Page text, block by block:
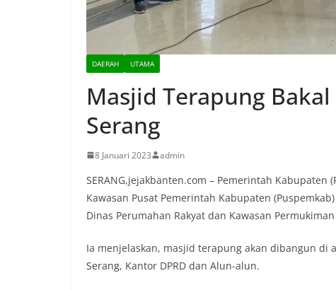
DAERAH UTAMA
Masjid Terapung
Serang
8 Januari 2023 admin
SERANG,jejakbanten.com – Pemerintah
Kawasan Pusat Pemerintah Kabupaten
Dinas Perumahan Rakyat dan Kawasan
Ia menjelaskan, masjid terapung akan dibangun di
Serang, Kantor DPRD dan Alun-alun.